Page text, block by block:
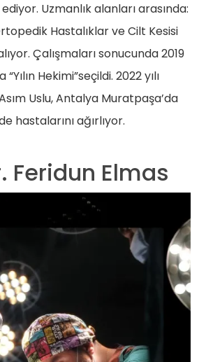
Uzmanlık alanları arasında:
Hastalıklar ve Cilt Kesisi
Çalışmaları sonucunda 2019
Hekimi”seçildi. 2022 yılı
Uslu, Antalya Muratpaşa’da
hastalarını ağırlıyor.
Feridun Elmas